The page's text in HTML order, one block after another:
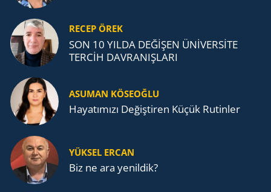
RECEP ÖREK
SON 10 YILDA DEĞİŞEN ÜNİVERSİTE
TERCİH DAVRANIŞLARI
ASUMAN KÖSEOĞLU
Ha­ya­tı­mı­zı De­ğiş­ti­ren Küçük Ru­tin­ler
YÜKSEL ERCAN
Biz ne ara yenildik?